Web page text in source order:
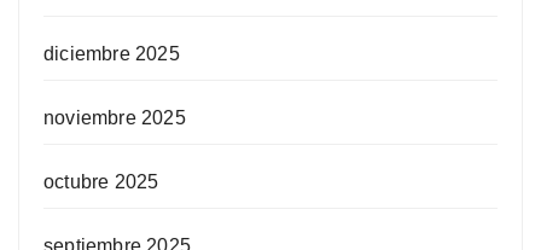
diciembre 2025
noviembre 2025
octubre 2025